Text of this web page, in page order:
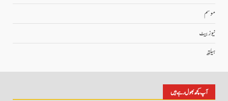
موسم
نیوز بیٹ
ہیلتھ
آپ کچھ بھول رہے ہیں